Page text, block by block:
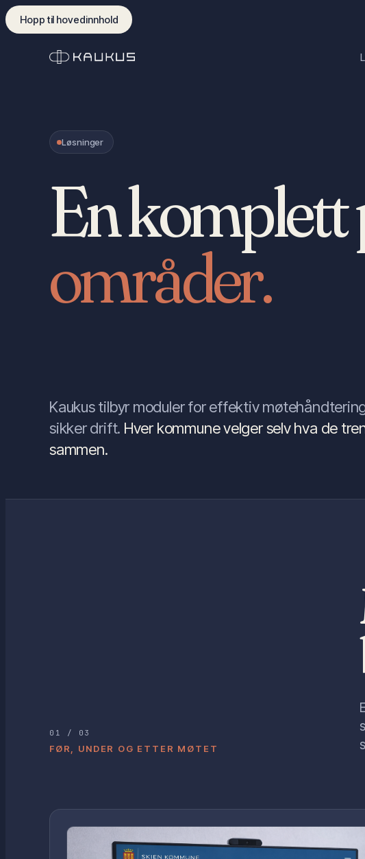
Hopp til hovedinnhold
Løsninger
En
områder.
Kaukus tilbyr moduler for effektiv
sikker drift. Hver kommune velger selv hva de
sammen.
01 / 03
FØR, UNDER OG ETTER MØTET